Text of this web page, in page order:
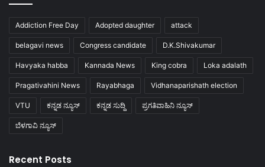
Addiction Free Day Adopted daughter attack
belagavi news Congress candidate D.K.Shivakumar
Havyaka habba Kannada News King cobra Loka adalath
Pragativahini News Rayabhaga Vidhanaparishath election
VTU ಕನ್ನಡ ನ್ಯೂಸ್ ಕನ್ನಡ ಸುದ್ದಿ ಪ್ರಗತಿವಾಹಿನಿ ನ್ಯೂಸ್
ಬೆಳಗಾವಿ ನ್ಯೂಸ್
Recent Posts